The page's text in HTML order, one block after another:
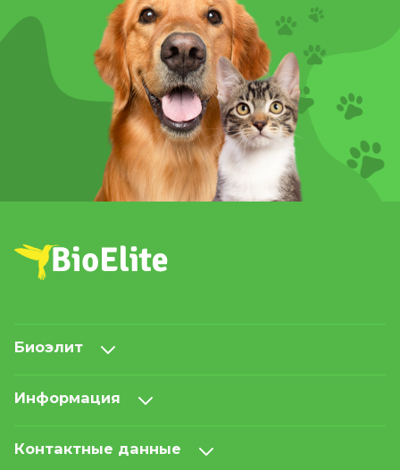
Биоэлит
Информация
Контактные данные